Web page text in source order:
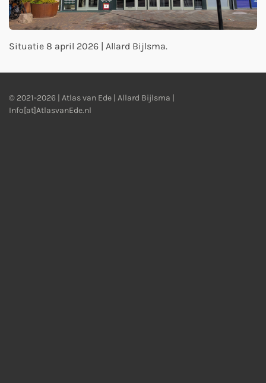
Situatie 8 april 2026 | Allard Bijlsma.
© 2021-2026 | Atlas van Ede | Allard Bijlsma |
Info[at]AtlasvanEde.nl